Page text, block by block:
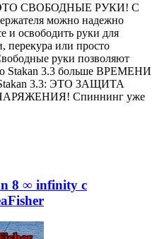
ЭТО СВОБОДНЫЕ РУКИ! С
можно надежно
и освободить руки для
перекура или просто
руки позволяют
Stakan 3.3 больше ВРЕМЕНИ
3.3: ЭТО ЗАЩИТА
Спиннинг уже
8 ∞ infinity с